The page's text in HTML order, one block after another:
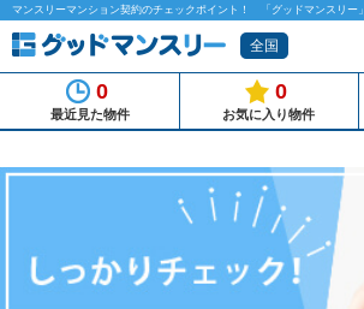
マンスリーマンション契約のチェックポイント！ 「グッドマンスリー」
全国
0
最近見た物件
0
お気に入り物件